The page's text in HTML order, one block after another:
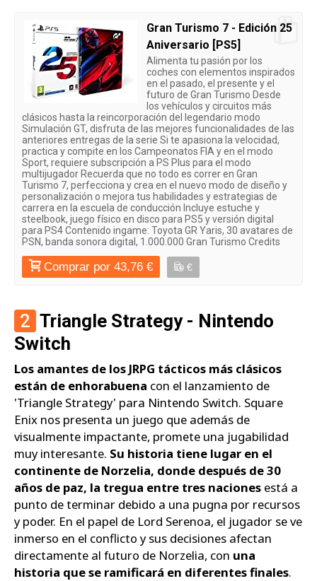
Gran Turismo 7 - Edición 25
Aniversario [PS5]
Alimenta tu pasión por los
coches con elementos inspirados
en el pasado, el presente y el
futuro de Gran Turismo Desde
los vehículos y circuitos más
clásicos hasta la reincorporación del legendario modo
Simulación GT, disfruta de las mejores funcionalidades de las
anteriores entregas de la serie Si te apasiona la velocidad,
practica y compite en los Campeonatos FIA y en el modo
Sport, requiere subscripción a PS Plus para el modo
multijugador Recuerda que no todo es correr en Gran
Turismo 7, perfecciona y crea en el nuevo modo de diseño y
personalización o mejora tus habilidades y estrategias de
carrera en la escuela de conducción Incluye estuche y
steelbook, juego físico en disco para PS5 y versión digital
para PS4 Contenido ingame: Toyota GR Yaris, 30 avatares de
PSN, banda sonora digital, 1.000.000 Gran Turismo Credits
Comprar por 43,76 € €
2 Triangle Strategy - Nintendo
Switch
Los amantes de los JRPG tácticos más clásicos
están de enhorabuena con el lanzamiento de
'Triangle Strategy' para Nintendo Switch. Square
Enix nos presenta un juego que además de
visualmente impactante, promete una jugabilidad
muy interesante. Su historia tiene lugar en el
continente de Norzelia, donde después de 30
años de paz, la tregua entre tres naciones está a
punto de terminar debido a una pugna por recursos
y poder. En el papel de Lord Serenoa, el jugador se ve
inmerso en el conflicto y sus decisiones afectan
directamente al futuro de Norzelia, con una
historia que se ramificará en diferentes finales.